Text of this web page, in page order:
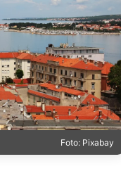
Foto: Pixabay